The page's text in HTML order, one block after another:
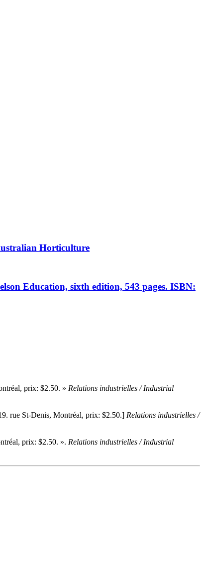
Horticulture
Education, sixth edition, 543 pages. ISBN:
prix: $2.50. » Relations industrielles / Industrial
rue St-Denis, Montréal, prix: $2.50.] Relations industrielles /
prix: $2.50. ». Relations industrielles / Industrial